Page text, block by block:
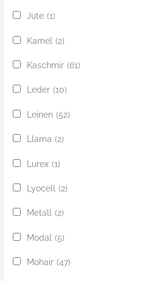
Jute (1)
Kamel (2)
Kaschmir (61)
Leder (10)
Leinen (52)
Llama (2)
Lurex (1)
Lyocell (2)
Metall (2)
Modal (5)
Mohair (47)